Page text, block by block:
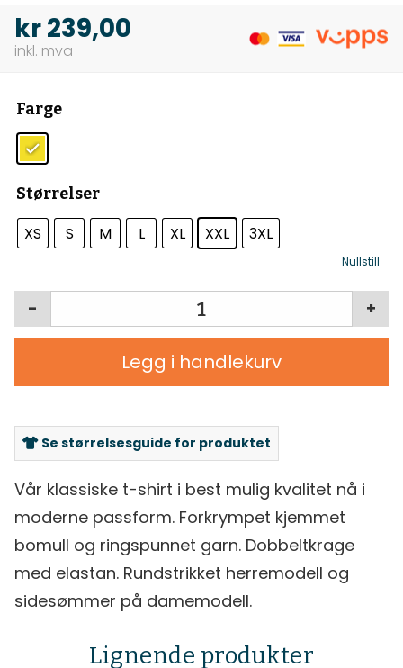
kr239,00
Farge
Størrelser
XS S M L XL XXL 3XL
Nullstill
+
-
Legg i handlekurv
Se størrelsesguide for produktet
Vår klassiske t-shirt i best mulig kvalitet nå i
moderne passform. Forkrympet kjemmet
bomull og ringspunnet garn. Dobbeltkrage
med elastan. Rundstrikket herremodell og
sidesømmer på damemodell.
Lignende produkter